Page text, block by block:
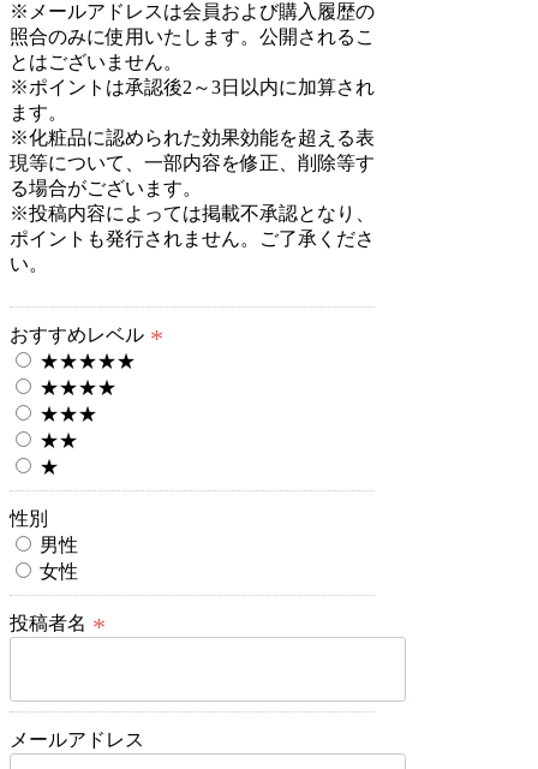
※メールアドレスは会員および購入履歴の
照合のみに使用いたします。公開されるこ
とはございません。
※ポイントは承認後2～3日以内に加算され
ます。
※化粧品に認められた効果効能を超える表
現等について、一部内容を修正、削除等す
る場合がございます。
※投稿内容によっては掲載不承認となり、
ポイントも発行されません。ご了承くださ
い。
おすすめレベル *
★★★★★
★★★★
★★★
★★
★
性別
男性
女性
投稿者名 *
メールアドレス